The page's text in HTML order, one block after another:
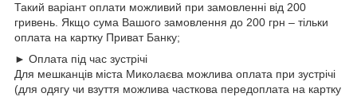
Такий варіант оплати можливий при замовленні від 200
гривень. Якщо сума Вашого замовлення до 200 грн – тільки
оплата на картку Приват Банку;
► Оплата під час зустрічі
Для мешканців міста Миколаєва можлива оплата при зустрічі
(для одягу чи взуття можлива часткова передоплата на картку